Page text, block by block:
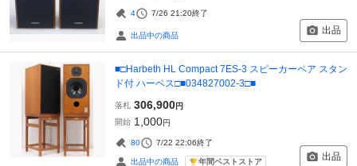
4 7/26 21:20終了
出品中の商品 出品
■□Harbeth HL Compact 7ES-3 スピーカーペア スタン
ド付 ハーベス□■034827002-3□■
落札 306,900円
開始 1,000円
80 7/22 22:06終了
出品中の商品 年間ベストストア 出品